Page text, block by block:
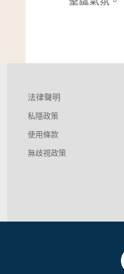
法律聲明
私隱政策
使用條款
無歧視政策